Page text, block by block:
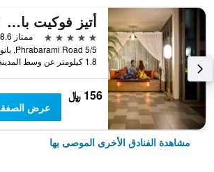
أتيز فوكيت باتونج
5 نجوم
ممتاز 8.6
1.8 كيلومتر عن وسط المدينة
156 ﷼
عرض
مشاهدة الفنادق الأخرى الموصى بها